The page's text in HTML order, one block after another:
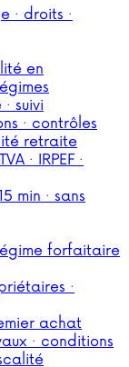
· droits ·
en
suivi
· contrôles
retraite
TVA · IRPEF ·
min · sans
forfaitaire
·
achat
· conditions